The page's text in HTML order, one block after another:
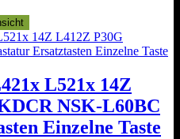
L521x 14Z
NSK-L60BC
Einzelne Taste